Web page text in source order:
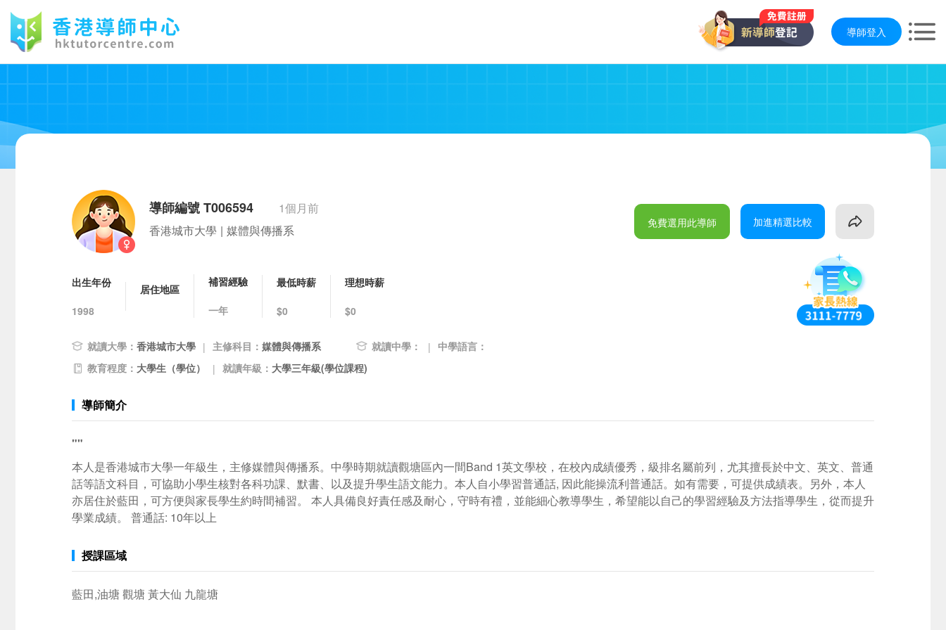
導師登入
導師編號 T006594
1個月前
香港城市大學 | 媒體與傳播系 免費選用此導師 加進精選比較
出生年份
1998
居住地區
補習經驗
一年
最低時薪
$0
理想時薪
$0
就讀大學： 香港城市大學 | 主修科目： 媒體與傳播系 就讀中學： | 中學語言：
教育程度： 大學生（學位） | 就讀年級： 大學三年級(學位課程)
導師簡介
""
本人是香港城市大學一年級生，主修媒體與傳播系。中學時期就讀觀塘區內一間Band 1英文學校，在校內成績優秀，級排名屬前列，尤其擅長於中文、英文、普通
話等語文科目，可協助小學生核對各科功課、默書、以及提升學生語文能力。本人自小學習普通話, 因此能操流利普通話。如有需要，可提供成績表。另外，本人
亦居住於藍田，可方便與家長學生約時間補習。 本人具備良好責任感及耐心，守時有禮，並能細心教導學生，希望能以自己的學習經驗及方法指導學生，從而提升
學業成績。 普通話: 10年以上
授課區域
藍田,油塘 觀塘 黃大仙 九龍塘